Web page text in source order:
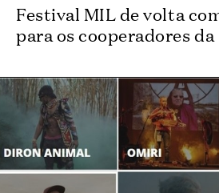
Festival MIL de volta
para os cooperadores da